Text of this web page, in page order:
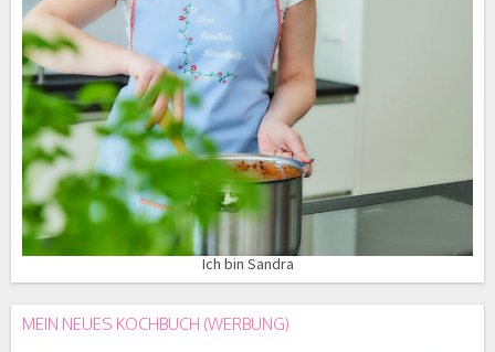
Ich bin Sandra
MEIN NEUES KOCHBUCH (WERBUNG)